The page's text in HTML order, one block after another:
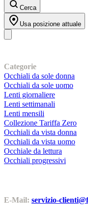
Cerca
Usa posizione attuale
Categorie
Occhiali da sole donna
Occhiali da sole uomo
Lenti giornaliere
Lenti settimanali
Lenti mensili
Collezione Tariffa Zero
Occhiali da vista donna
Occhiali da vista uomo
Occhiale da lettura
Occhiali progressivi
E-Mail: servizio-